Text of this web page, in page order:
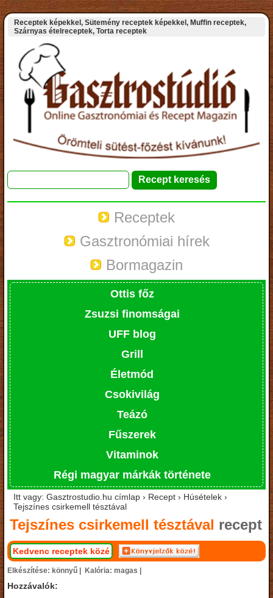
Receptek képekkel, Sütemény receptek képekkel, Muffin receptek,
Szárnyas ételreceptek, Torta receptek
Receptek
Gasztronómiai hírek
Bormagazin
Ottis főz
Zsuzsi finomságai
UFF blog
Grill
Életmód
Csokivilág
Teázó
Fűszerek
Vitaminok
Régi magyar márkák története
Itt vagy: Gasztrostudio.hu címlap › Recept › Húsételek ›
Tejszínes csirkemell tésztával
Tejszínes csirkemell tésztával recept
Kedvenc receptek közé
Elkészítése: könnyű | Kalória: magas |
Hozzávalók: